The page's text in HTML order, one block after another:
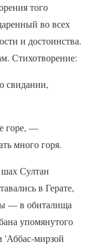
того
во всех
и достоинства.
Стихотворение:
свидании,
горе, —
много горя.
Султан
в Герате,
— в обиталища
упомянутого
'Аббас-мирзой